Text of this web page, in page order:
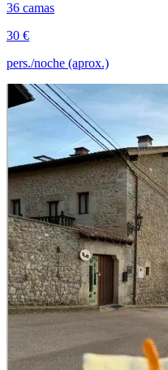
36 camas
30 €
pers./noche (aprox.)